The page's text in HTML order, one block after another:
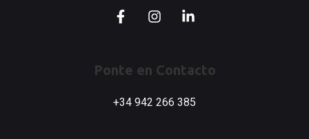
F
a
b
o
k
I
n
a
g
a
L
i
e
d
n
Ponte en Contacto
+34 942 266 385